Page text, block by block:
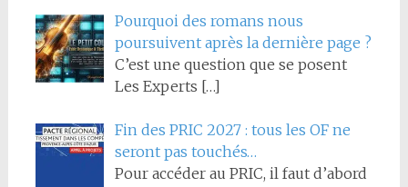
Pourquoi des romans nous
poursuivent après la dernière page ?
C’est une question que se posent
Les Experts […]
Fin des PRIC 2027 : tous les OF ne
seront pas touchés…
Pour accéder au PRIC, il faut d’abord